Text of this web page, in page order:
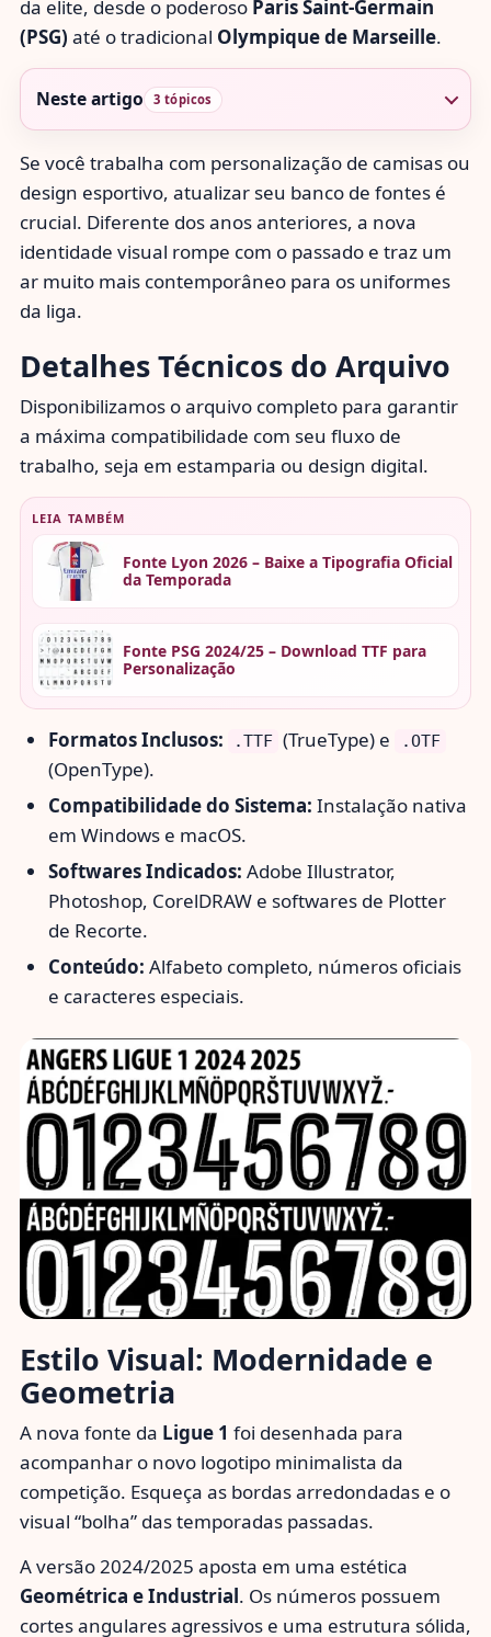
da elite, desde o poderoso Paris Saint-Germain
(PSG) até o tradicional Olympique de Marseille.
Neste artigo 3 tópicos
Se você trabalha com personalização de camisas ou
design esportivo, atualizar seu banco de fontes é
crucial. Diferente dos anos anteriores, a nova
identidade visual rompe com o passado e traz um
ar muito mais contemporâneo para os uniformes
da liga.
Detalhes Técnicos do Arquivo
Disponibilizamos o arquivo completo para garantir
a máxima compatibilidade com seu fluxo de
trabalho, seja em estamparia ou design digital.
LEIA TAMBÉM
Fonte Lyon 2026 – Baixe a Tipografia Oficial
da Temporada
Fonte PSG 2024/25 – Download TTF para
Personalização
Formatos Inclusos: .TTF (TrueType) e .OTF
(OpenType).
Compatibilidade do Sistema: Instalação nativa
em Windows e macOS.
Softwares Indicados: Adobe Illustrator,
Photoshop, CorelDRAW e softwares de Plotter
de Recorte.
Conteúdo: Alfabeto completo, números oficiais
e caracteres especiais.
Estilo Visual: Modernidade e
Geometria
A nova fonte da Ligue 1 foi desenhada para
acompanhar o novo logotipo minimalista da
competição. Esqueça as bordas arredondadas e o
visual “bolha” das temporadas passadas.
A versão 2024/2025 aposta em uma estética
Geométrica e Industrial. Os números possuem
cortes angulares agressivos e uma estrutura sólida,